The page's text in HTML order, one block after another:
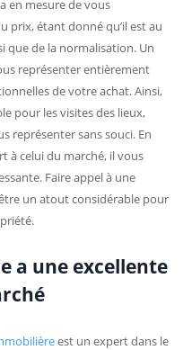
en mesure de vous
prix, étant donné qu’il est au
que de la normalisation. Un
représenter entièrement
de votre achat. Ainsi,
pour les visites des lieux,
représenter sans souci. En
à celui du marché, il vous
Faire appel à une
un atout considérable pour
a une excellente
est un expert dans le